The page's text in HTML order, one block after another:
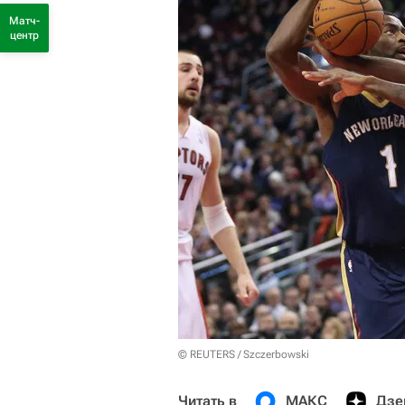
© REUTERS / Szczerbowski
Читать в МАКС
Матч-
центр